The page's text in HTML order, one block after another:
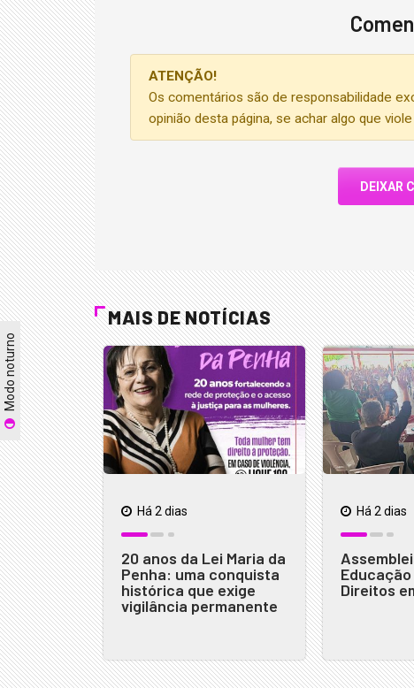
Modo noturno
ATENÇÃO!
Os comentários são de responsabilidade
opinião desta página, se achar algo que
DEIXAR
MAIS DE NOTÍCIAS
Há 2 dias
20 anos da Lei Maria da
Penha: uma conquista
histórica que exige
vigilância permanente
Há 2 dias
Direitos